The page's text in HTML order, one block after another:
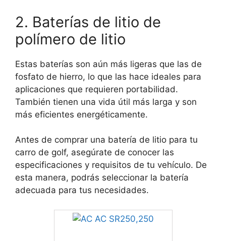
2. Baterías de litio de
polímero de litio
Estas baterías son aún más ligeras que las de
fosfato de hierro, lo que las hace ideales para
aplicaciones que requieren portabilidad.
También tienen una vida útil más larga y son
más eficientes energéticamente.
Antes de comprar una batería de litio para tu
carro de golf, asegúrate de conocer las
especificaciones y requisitos de tu vehículo. De
esta manera, podrás seleccionar la batería
adecuada para tus necesidades.